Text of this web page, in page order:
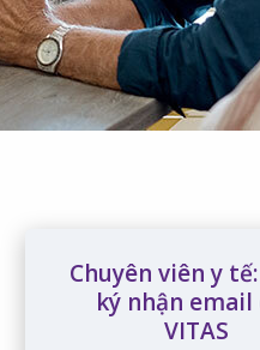
Chuyên viên y
ký nhận email
VITAS